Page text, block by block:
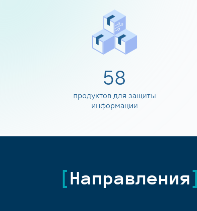
60
продуктов для защиты
информации
Направления